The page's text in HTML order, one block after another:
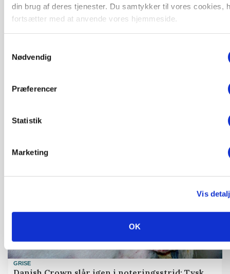
din brug af deres tjenester. Du samtykker til vores cookies,
fortsætter med at anvende vores hjemmeside.
Nødvendig
Præferencer
Statistik
Marketing
Vis
OK
Annonce
Loading...
Markvandring sætter fokus på elefantgræs
GRISE